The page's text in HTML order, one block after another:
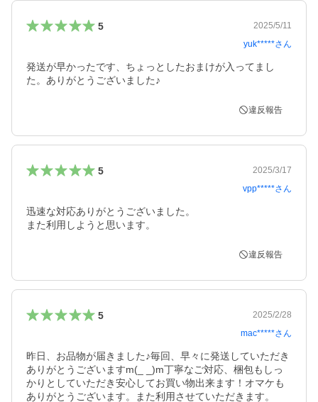
5
2025/5/11
yuk*****さん
発送が早かったです、ちょっとしたおまけが入ってまし
た。ありがとうございました♪
違反報告
5
2025/3/17
vpp*****さん
迅速な対応ありがとうございました。
また利用しようと思います。
違反報告
5
2025/2/28
mac*****さん
昨日、お品物が届きました♪毎回、早々に発送していただき
ありがとうございますm(_ _)m丁寧なご対応、梱包もしっ
かりとしていただき安心してお買い物出来ます！オマケも
ありがとうございます。また利用させていただきます。